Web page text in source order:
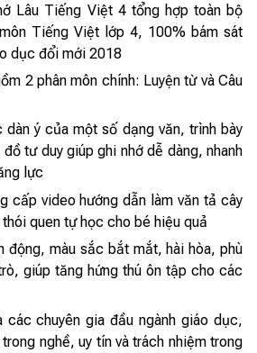
Lâu Tiếng Việt 4 tổng hợp toàn bộ
Tiếng Việt lớp 4, 100% bám sát
dục đổi mới 2018
2 phân môn chính: Luyện từ và Câu
dàn ý của một số dạng văn, trình bày
tư duy giúp ghi nhớ dễ dàng, nhanh
lực
cấp video hướng dẫn làm văn tả cây
quen tự học cho bé hiệu quả
động, màu sắc bắt mắt, hài hòa, phù
giúp tăng hứng thú ôn tập cho các
chuyên gia đầu ngành giáo dục,
nghề, uy tín và trách nhiệm trong